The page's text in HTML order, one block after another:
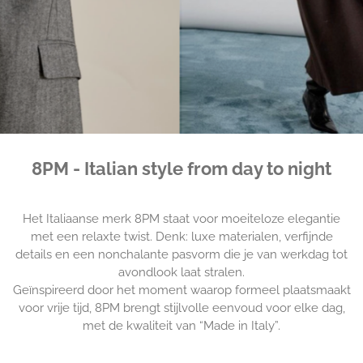
8PM - Italian style from day to night
Het Italiaanse merk 8PM staat voor moeiteloze elegantie
met een relaxte twist. Denk: luxe materialen, verfijnde
details en een nonchalante pasvorm die je van werkdag tot
avondlook laat stralen.
Geïnspireerd door het moment waarop formeel plaatsmaakt
voor vrije tijd, 8PM brengt stijlvolle eenvoud voor elke dag,
met de kwaliteit van “Made in Italy”.